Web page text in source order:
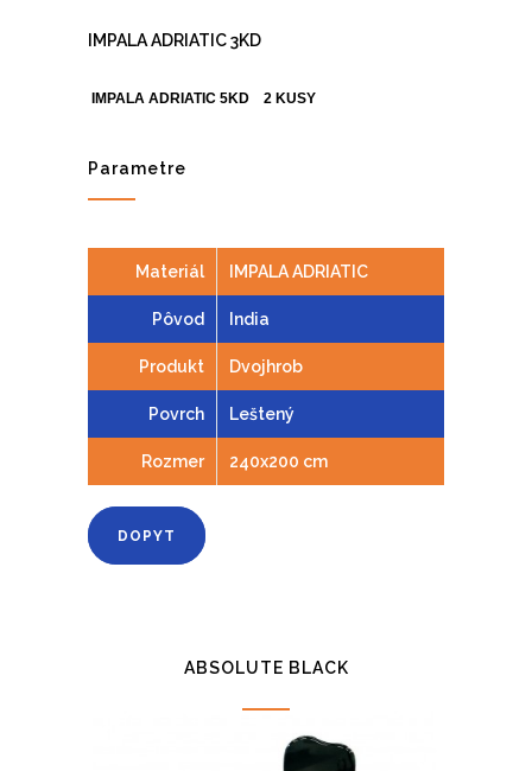
IMPALA ADRIATIC 3KD
IMPALA ADRIATIC 5KD 2 KUSY
Parametre
Materiál IMPALA ADRIATIC
Pôvod India
Produkt Dvojhrob
Povrch Leštený
Rozmer 240x200 cm
DOPYT
ABSOLUTE BLACK